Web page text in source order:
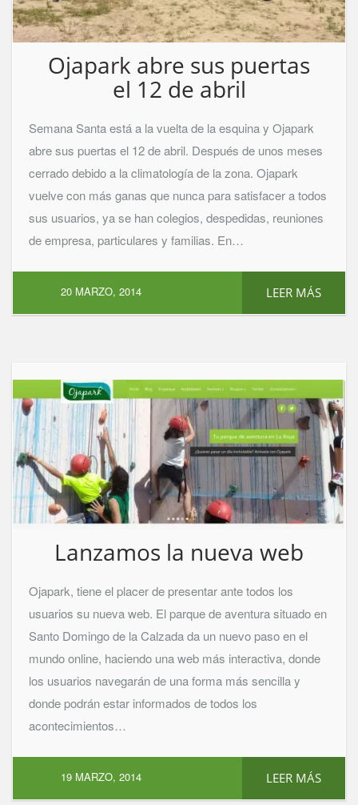
Ojapark abre sus puertas
el 12 de abril
Semana Santa está a la vuelta de la esquina y Ojapark
abre sus puertas el 12 de abril. Después de unos meses
cerrado debido a la climatología de la zona. Ojapark
vuelve con más ganas que nunca para satisfacer a todos
sus usuarios, ya se han colegios, despedidas, reuniones
de empresa, particulares y familias. En…
LEER MÁS
20 MARZO, 2014
Lanzamos la nueva web
Ojapark, tiene el placer de presentar ante todos los
usuarios su nueva web. El parque de aventura situado en
Santo Domingo de la Calzada da un nuevo paso en el
mundo online, haciendo una web más interactiva, donde
los usuarios navegarán de una forma más sencilla y
donde podrán estar informados de todos los
acontecimientos…
LEER MÁS
19 MARZO, 2014